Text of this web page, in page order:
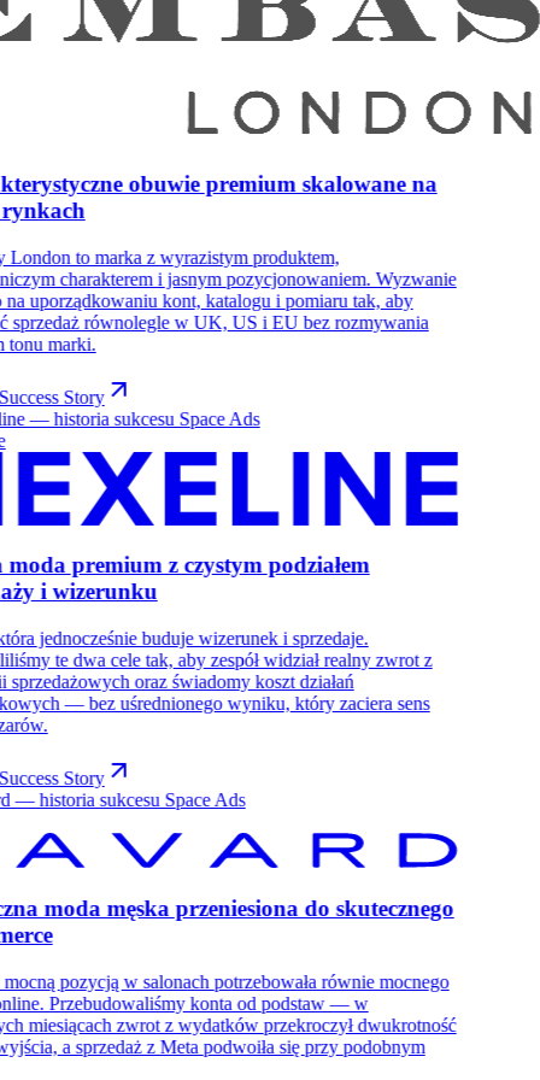
obuwie premium skalowane na
London to marka z wyrazistym produktem,
charakterem i jasnym pozycjonowaniem. Wyzwanie
na uporządkowaniu kont, katalogu i pomiaru tak, aby
sprzedaż równolegle w UK, US i EU bez rozmywania
tonu marki.
Story
moda premium z czystym podziałem
i wizerunku
jednocześnie buduje wizerunek i sprzedaje.
te dwa cele tak, aby zespół widział realny zwrot z
sprzedażowych oraz świadomy koszt działań
— bez uśrednionego wyniku, który zaciera sens
Story
moda męska przeniesiona do skutecznego
pozycją w salonach potrzebowała równie mocnego
Przebudowaliśmy konta od podstaw — w
miesiącach zwrot z wydatków przekroczył dwukrotność
a sprzedaż z Meta podwoiła się przy podobnym